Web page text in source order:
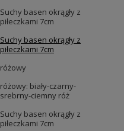
Suchy basen okrągły z
piłeczkami 7cm
Suchy basen okrągły z
piłeczkami 7cm
różowy
różowy: biały-czarny-
srebrny-ciemny róż
Suchy basen okrągły z
piłeczkami 7cm